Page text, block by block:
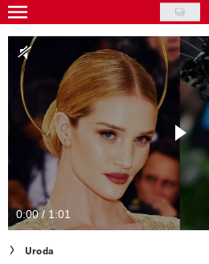
Skip
to
main
content
Gwiazdy
Ludzie
Moda
Uroda
Styl życia
Kultura
Wideo
0:00 / 1:01
Uroda